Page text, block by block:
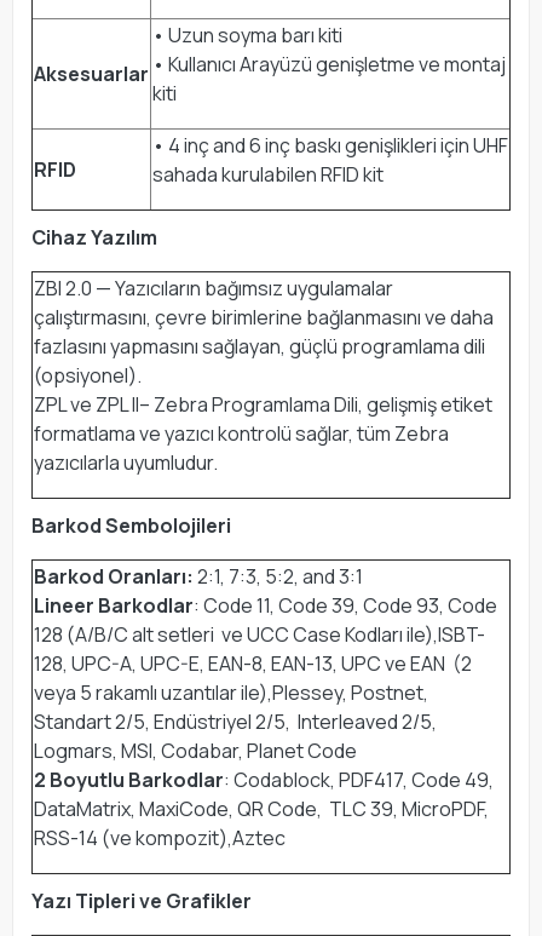
Aksesuarlar
• Uzun soyma barı kiti
• Kullanıcı Arayüzü genişletme ve montaj
kiti
RFID
• 4 inç and 6 inç baskı genişlikleri için UHF
sahada kurulabilen RFID kit
Cihaz Yazılım
ZBI 2.0 — Yazıcıların bağımsız uygulamalar
çalıştırmasını, çevre birimlerine bağlanmasını ve daha
fazlasını yapmasını sağlayan, güçlü programlama dili
(opsiyonel).
ZPL ve ZPL II– Zebra Programlama Dili, gelişmiş etiket
formatlama ve yazıcı kontrolü sağlar, tüm Zebra
yazıcılarla uyumludur.
Barkod Sembolojileri
Barkod Oranları: 2:1, 7:3, 5:2, and 3:1
Lineer Barkodlar: Code 11, Code 39, Code 93, Code
128 (A/B/C alt setleri ve UCC Case Kodları ile),ISBT-
128, UPC-A, UPC-E, EAN-8, EAN-13, UPC ve EAN (2
veya 5 rakamlı uzantılar ile),Plessey, Postnet,
Standart 2/5, Endüstriyel 2/5, Interleaved 2/5,
Logmars, MSI, Codabar, Planet Code
2 Boyutlu Barkodlar: Codablock, PDF417, Code 49,
DataMatrix, MaxiCode, QR Code, TLC 39, MicroPDF,
RSS-14 (ve kompozit),Aztec
Yazı Tipleri ve Grafikler